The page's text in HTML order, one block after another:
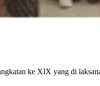
ke XIX yang di